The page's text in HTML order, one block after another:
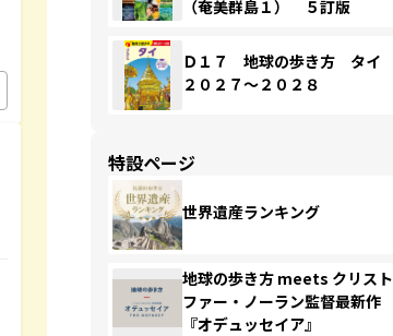
（奄美群島１） ５訂版
Ｄ１７ 地球の歩き方 タイ
２０２７～２０２８
特設ページ
世界遺産ランキング
地球の歩き方 meets クリスト
ファー・ノーラン監督最新作
『オデュッセイア』